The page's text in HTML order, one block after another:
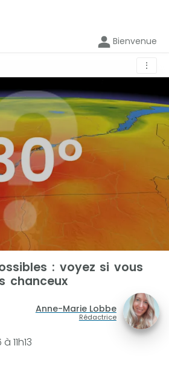
Bienvenue
⋮
: voyez si vous
chanceux
Anne-Marie Lobbe
Rédactrice
11h13